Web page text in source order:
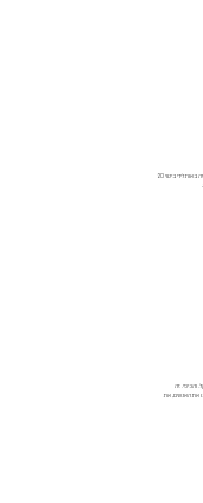
והכיפי. זה
את האנשים, את
מגדילים רזולוציה ובוחרים את מגוון האלמנטים שייצרו את האווירה במרחב. בשלב הזה באות לידי ביטוי 20